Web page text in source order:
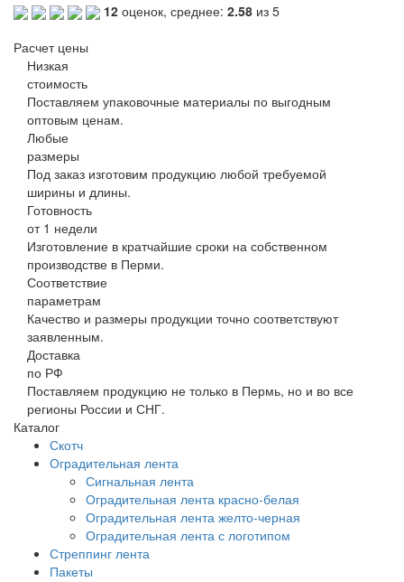
12 оценок, среднее: 2.58 из 5
Расчет цены
Низкая
стоимость
Поставляем упаковочные материалы по выгодным
оптовым ценам.
Любые
размеры
Под заказ изготовим продукцию любой требуемой
ширины и длины.
Готовность
от 1 недели
Изготовление в кратчайшие сроки на собственном
производстве в Перми.
Соответствие
параметрам
Качество и размеры продукции точно соответствуют
заявленным.
Доставка
по РФ
Поставляем продукцию не только в Пермь, но и во все
регионы России и СНГ.
Каталог
Скотч
Оградительная лента
Сигнальная лента
Оградительная лента красно-белая
Оградительная лента желто-черная
Оградительная лента с логотипом
Стреппинг лента
Пакеты